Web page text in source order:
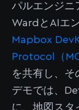
パルエンジニ
WardとAIエ
Mapbox
Protocol（
を共有し、そ
デモでは、
に、地図スタ